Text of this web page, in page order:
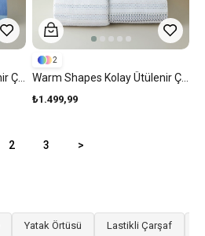
₺1.499,99
2
2 3 >
Yatak Örtüsü Lastikli Çarşaf